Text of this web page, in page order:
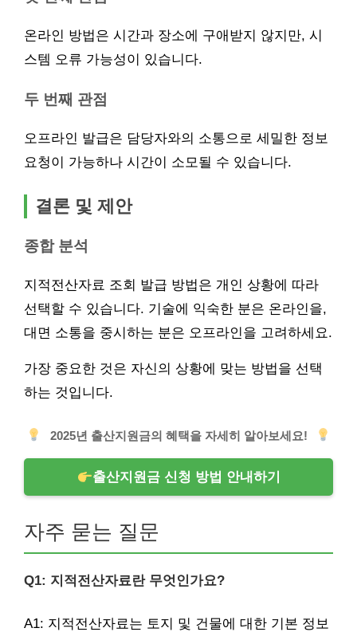
온라인 방법은 시간과 장소에 구애받지 않지만, 시
스템 오류 가능성이 있습니다.
두 번째 관점
오프라인 발급은 담당자와의 소통으로 세밀한 정보
요청이 가능하나 시간이 소모될 수 있습니다.
결론 및 제안
종합 분석
지적전산자료 조회 발급 방법은 개인 상황에 따라
선택할 수 있습니다. 기술에 익숙한 분은 온라인을,
대면 소통을 중시하는 분은 오프라인을 고려하세요.
가장 중요한 것은 자신의 상황에 맞는 방법을 선택
하는 것입니다.
2025년 출산지원금의 혜택을 자세히 알아보세요!
출산지원금 신청 방법 안내하기
자주 묻는 질문
Q1: 지적전산자료란 무엇인가요?
A1: 지적전산자료는 토지 및 건물에 대한 기본 정보